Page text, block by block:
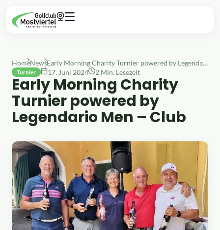
HomeNews Early Morning Charity Turnier powered by Legendario Men – Club
Turnier 17. Juni 2024 2 Min. Lesezeit
Early Morning Charity
Turnier powered by
Legendario Men – Club